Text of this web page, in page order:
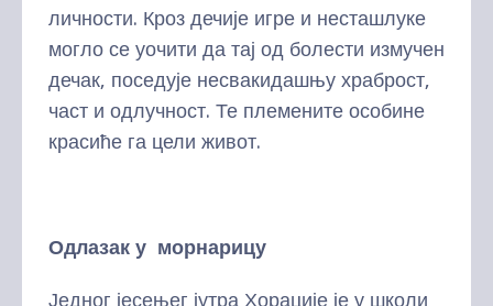
личности. Кроз дечије игре и несташлуке
могло се уочити да тај од болести измучен
дечак, поседује несвакидашњу храброст,
част и одлучност. Те племените особине
красиће га цели живот.
Одлазак у морнарицу
Једног јесењег јутра Хорације је у школи